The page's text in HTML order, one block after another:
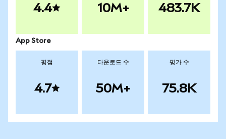
4.4 10M+ 483.7K
App Store
평점
4.7
다운로드 수
50M+
평가 수
75.8K